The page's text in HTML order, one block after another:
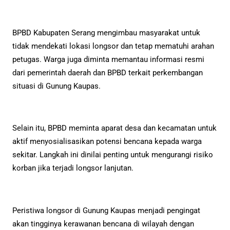
BPBD Kabupaten Serang mengimbau masyarakat untuk
tidak mendekati lokasi longsor dan tetap mematuhi arahan
petugas. Warga juga diminta memantau informasi resmi
dari pemerintah daerah dan BPBD terkait perkembangan
situasi di Gunung Kaupas.
Selain itu, BPBD meminta aparat desa dan kecamatan untuk
aktif menyosialisasikan potensi bencana kepada warga
sekitar. Langkah ini dinilai penting untuk mengurangi risiko
korban jika terjadi longsor lanjutan.
Peristiwa longsor di Gunung Kaupas menjadi pengingat
akan tingginya kerawanan bencana di wilayah dengan